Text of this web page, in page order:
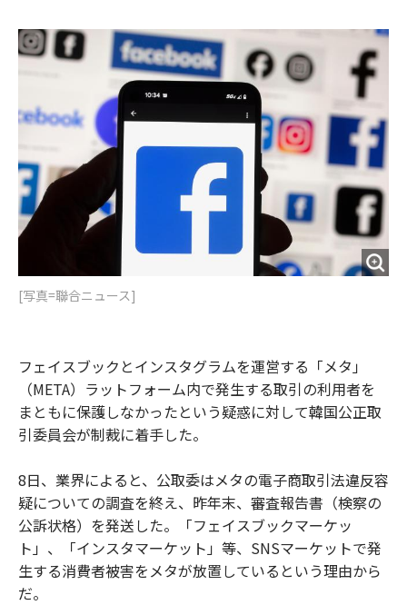
b
o
o
t
e
r
o
i
n
[写真=聯合ニュース]
フェイスブックとインスタグラムを運営する「メタ」
（META）ラットフォーム内で発生する取引の利用者を
まともに保護しなかったという疑惑に対して韓国公正取
引委員会が制裁に着手した。
8日、業界によると、公取委はメタの電子商取引法違反容
疑についての調査を終え、昨年末、審査報告書（検察の
公訴状格）を発送した。「フェイスブックマーケッ
ト」、「インスタマーケット」等、SNSマーケットで発
生する消費者被害をメタが放置しているという理由から
だ。